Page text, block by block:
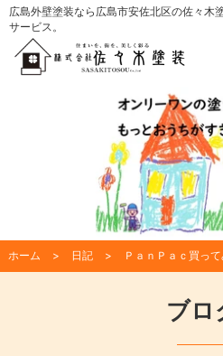
広島外壁塗装なら広島市安佐北区の佐々木
サービス。
ホーム 日記 ＰａｎＰａｃ買っ
ブロ